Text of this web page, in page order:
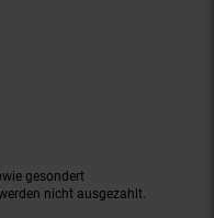
gesondert
nicht ausgezahlt.